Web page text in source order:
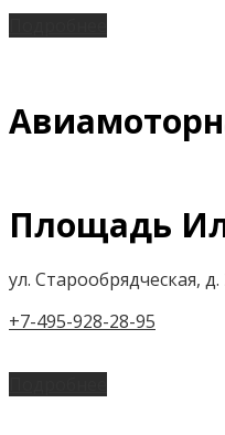
Площадь
ул. Старообрядческая,
+7-495-928-28-95